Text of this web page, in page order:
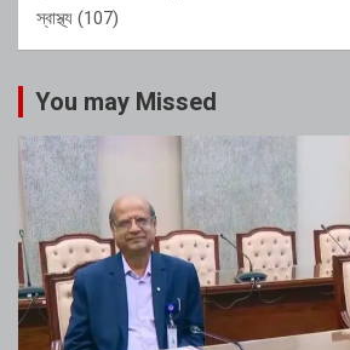
স্বাস্থ্য (107)
You may Missed